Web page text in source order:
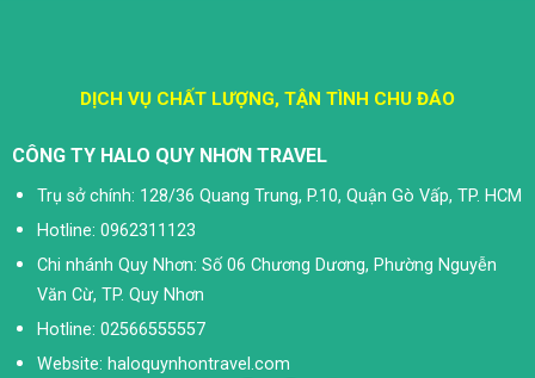
DỊCH VỤ CHẤT LƯỢNG, TẬN TÌNH CHU ĐÁO
CÔNG TY HALO QUY NHƠN TRAVEL
Trụ sở chính: 128/36 Quang Trung, P.10, Quận Gò Vấp, TP. HCM
Hotline: 0962311123
Chi nhánh Quy Nhơn: Số 06 Chương Dương, Phường Nguyễn
Văn Cừ, TP. Quy Nhơn
Hotline: 02566555557
Website: haloquynhontravel.com